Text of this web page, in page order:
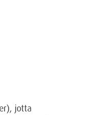
jotta